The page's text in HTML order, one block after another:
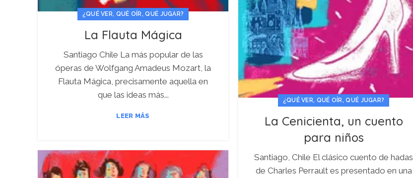
¿QUÉ VER, QUÉ OÍR, QUÉ JUGAR?
La Flauta Mágica
Santiago Chile La más popular de las
óperas de Wolfgang Amadeus Mozart, la
Flauta Mágica, precisamente aquella en
que las ideas más...
LEER MÁS
¿QUÉ VER, QUÉ OÍR, QUÉ JUGAR?
La Cenicienta, un cuento
para niños
Santiago, Chile El clásico cuento de hadas
de Charles Perrault es presentado en una